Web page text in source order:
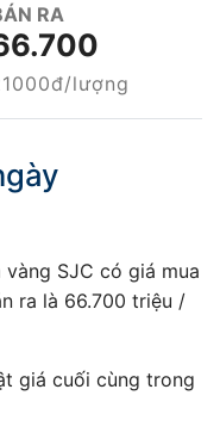
RA
lượng
SJC có giá mua
ra là 66.700 triệu /
giá cuối cùng trong